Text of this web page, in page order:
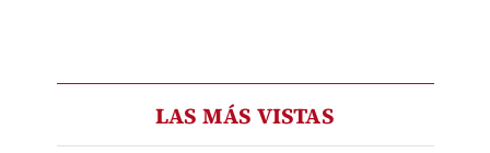
LAS MÁS VISTAS